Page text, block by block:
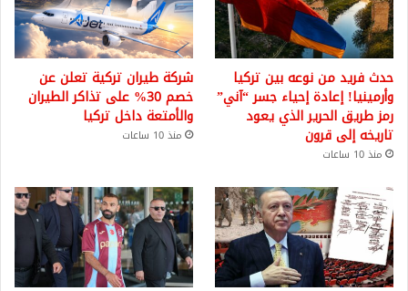
حدث فريد من نوعه بين تركيا
وأرمينيا! إعادة إحياء جسر “آني”
رمز طريق الحرير الذي يعود
تاريخه إلى قرون
منذ 10 ساعات
شركة طيران تركية تعلن عن
خصم 30% على تذاكر الطيران
والأمتعة داخل تركيا
منذ 10 ساعات